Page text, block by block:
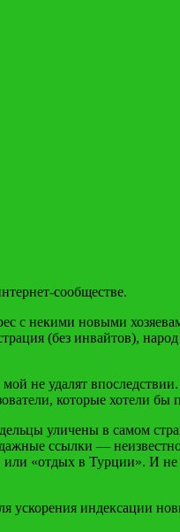
сообществе.
с некими новыми
(без инвайтов),
не удалят
которые хотели бы
уличены в самом
ссылки —
«отдых в Турции». И
индексации